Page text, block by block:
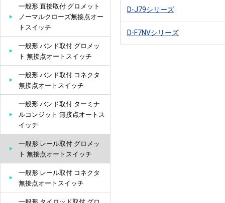
D-J79シリーズ
D-F7NVシリーズ
一般形 直接取付 グロメット
ノーマルクローズ無接点オー
トスイッチ
一般形 バンド取付 グロメッ
ト 無接点オートスイッチ
一般形 バンド取付 コネクタ
無接点オートスイッチ
一般形 バンド取付 ターミナ
ルコンジット 無接点オートス
イッチ
一般形 レール取付 グロメッ
ト 無接点オートスイッチ
一般形 レール取付 コネクタ
無接点オートスイッチ